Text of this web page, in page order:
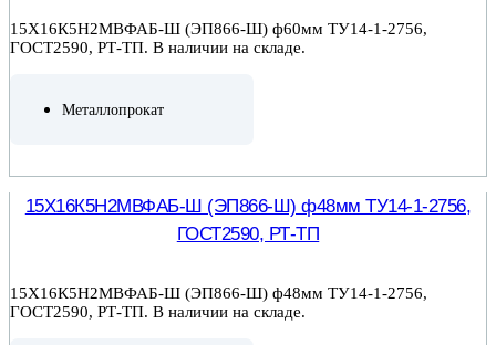
15Х16К5Н2МВФАБ-Ш (ЭП866-Ш) ф60мм ТУ14-1-2756,
ГОСТ2590, РТ-ТП. В наличии на складе.
Металлопрокат
15Х16К5Н2МВФАБ-Ш (ЭП866-Ш) ф48мм ТУ14-1-2756,
ГОСТ2590, РТ-ТП
15Х16К5Н2МВФАБ-Ш (ЭП866-Ш) ф48мм ТУ14-1-2756,
ГОСТ2590, РТ-ТП. В наличии на складе.